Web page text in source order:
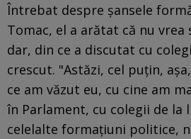
Întrebat despre șansele
Tomac, el a arătat că nu vrea
dar, din ce a discutat cu
crescut. "Astăzi, cel puțin,
ce am văzut eu, cu cine am
în Parlament, cu colegii de la
celelalte formațiuni politice,